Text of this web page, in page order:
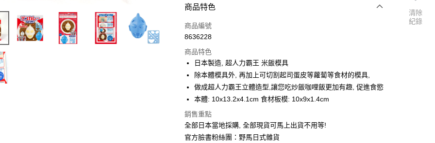
付款方式
信用卡一次付款
3 期 0 利率 每期 NT$76
合作金庫商業銀行
第一商業銀行
華南商業銀行
彰化商業銀行
國泰世華商業銀行
兆豐國際商業銀行
臺灣中小企業銀行
匯豐（台灣）商業銀行
華泰商業銀行
聯邦商業銀行
超商取貨付款
Apple Pay
街口支付
商品特色
商品編號
8636228
商品特色
日本製造, 超人力霸王 米飯模具
除本體模具外, 再加上可切割起司蛋皮等蘿蔔等食材的模具,
做成超人力霸王立體造型,讓您吃炒飯咖哩飯更加有趣, 促進食慾
本體: 10x13.2x4.1cm 食材板模: 10x9x1.4cm
銷售重點
全部日本當地採購, 全部現貨可馬上出貨不用等!
官方臉書粉絲團：野馬日式雜貨
清除
紀錄